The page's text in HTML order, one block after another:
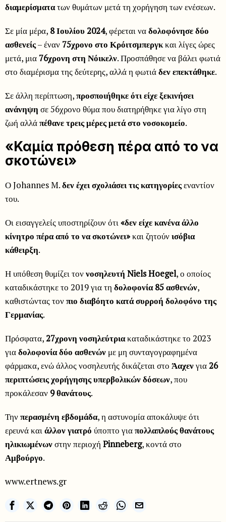
διαμερίσματατων θυμάτων μετά τη χορήγηση των ενέσεων.
Σε μία μέρα, 8 Ιουλίου 2024, φέρεται ναδολοφόνησε δύο
ασθενείς– έναν 75χρονο στο Κρόιτσμπεργκκαι λίγες ώρες
μετά, μια 76χρονη στη Νόικελν. Προσπάθησε να βάλει φωτιά
στο διαμέρισμα της δεύτερης, αλλά η φωτιάδεν επεκτάθηκε.
Σε άλλη περίπτωση,προσποιήθηκε ότι είχε ξεκινήσει
ανάνηψη σε 56χρονο θύμα που διατηρήθηκε για λίγο στη
ζωή αλλάπέθανε τρεις μέρες μετά στο νοσοκομείο.
«Καμία πρόθεση πέρα από το να
σκοτώνει»
Ο Johannes M.δεν έχει σχολιάσει τις κατηγορίεςεναντίον
του.
Οι εισαγγελείς υποστηρίζουν ότι«δεν είχε κανένα άλλο
κίνητρο πέρα από το να σκοτώνει»και ζητούνισόβια
κάθειρξη.
Η υπόθεση θυμίζει τοννοσηλευτή Niels Hoegel, ο οποίος
καταδικάστηκε το 2019 για τη δολοφονία 85 ασθενών,
καθιστώντας τονπιο διαβόητο κατά συρροή δολοφόνο της
Γερμανίας.
Πρόσφατα,27χρονη νοσηλεύτριακαταδικάστηκε το 2023
γιαδολοφονία δύο ασθενών με μη συνταγογραφημένα
φάρμακα, ενώ άλλος νοσηλευτής δικάζεται στο Άαχενγια26
περιπτώσεις χορήγησης υπερβολικών δόσεων, που
προκάλεσαν 9 θανάτους.
Τηνπερασμένη εβδομάδα, η αστυνομία αποκάλυψε ότι
ερευνά καιάλλον γιατρό ύποπτο γιαπολλαπλούς θανάτους
ηλικιωμένωνστην περιοχή Pinneberg, κοντά στο
Αμβούργο.
www.ertnews.gr